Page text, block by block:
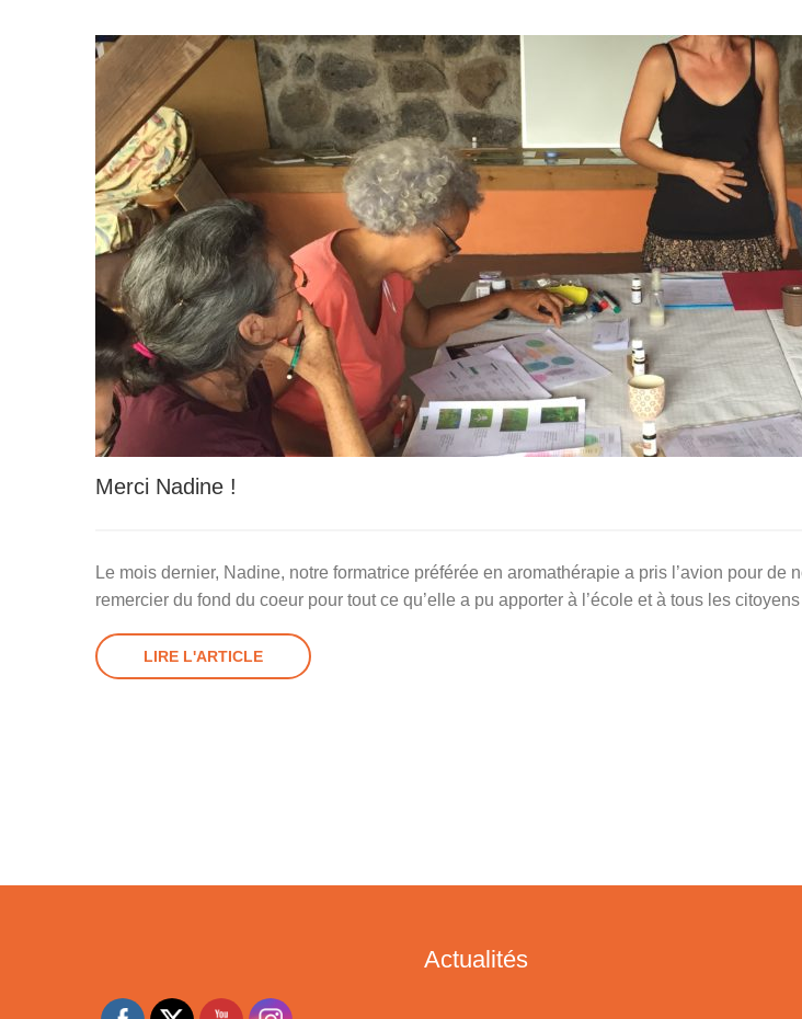
Merci Nadine !
Le mois dernier, Nadine, notre formatrice préférée en aromathérapie a pris l’avion pour de
remercier du fond du coeur pour tout ce qu’elle a pu apporter à l’école et à tous les
LIRE L'ARTICLE
Actualités